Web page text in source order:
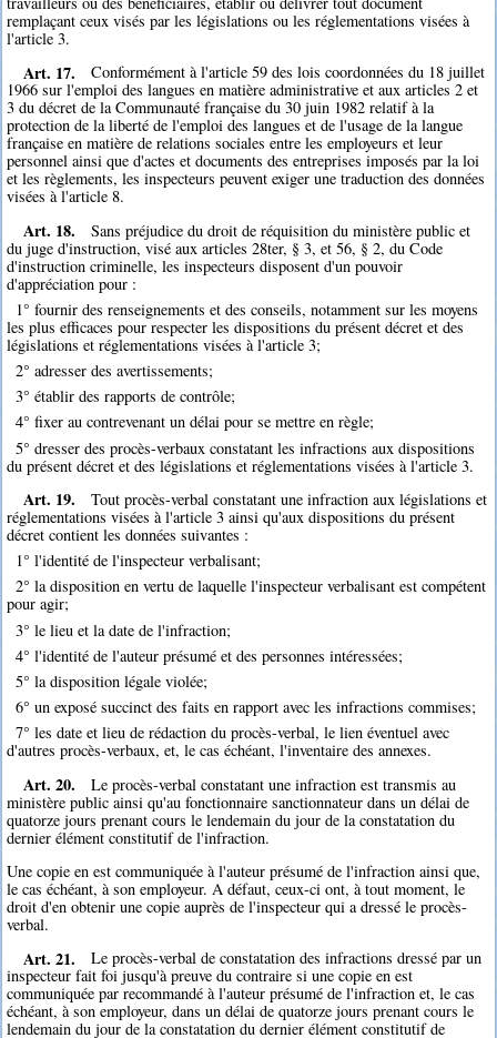
remplaçant ceux visés par les législations ou les réglementations visées à
l'article 3.
Art. 17.
Conformément à l'article 59 des lois coordonnées du 18 juillet
1966 sur l'emploi des langues en matière administrative et aux articles 2 et
3 du décret de la Communauté française du 30 juin 1982 relatif à la
protection de la liberté de l'emploi des langues et de l'usage de la langue
française en matière de relations sociales entre les employeurs et leur
personnel ainsi que d'actes et documents des entreprises imposés par la loi
et les règlements, les inspecteurs peuvent exiger une traduction des données
visées à l'article 8.
Art. 18.
Sans préjudice du droit de réquisition du ministère public et
du juge d'instruction, visé aux articles 28ter, § 3, et 56, § 2, du Code
d'instruction criminelle, les inspecteurs disposent d'un pouvoir
d'appréciation pour :
1° fournir des renseignements et des conseils, notamment sur les moyens
les plus efficaces pour respecter les dispositions du présent décret et des
législations et réglementations visées à l'article 3;
2° adresser des avertissements;
3° établir des rapports de contrôle;
4° fixer au contrevenant un délai pour se mettre en règle;
5° dresser des procès-verbaux constatant les infractions aux dispositions
du présent décret et des législations et réglementations visées à l'article 3.
Art. 19.
Tout procès-verbal constatant une infraction aux législations et
réglementations visées à l'article 3 ainsi qu'aux dispositions du présent
décret contient les données suivantes :
1° l'identité de l'inspecteur verbalisant;
2° la disposition en vertu de laquelle l'inspecteur verbalisant est compétent
pour agir;
3° le lieu et la date de l'infraction;
4° l'identité de l'auteur présumé et des personnes intéressées;
5° la disposition légale violée;
6° un exposé succinct des faits en rapport avec les infractions commises;
7° les date et lieu de rédaction du procès-verbal, le lien éventuel avec
d'autres procès-verbaux, et, le cas échéant, l'inventaire des annexes.
Art. 20.
Le procès-verbal constatant une infraction est transmis au
ministère public ainsi qu'au fonctionnaire sanctionnateur dans un délai de
quatorze jours prenant cours le lendemain du jour de la constatation du
dernier élément constitutif de l'infraction.
Une copie en est communiquée à l'auteur présumé de l'infraction ainsi que,
le cas échéant, à son employeur. A défaut, ceux-ci ont, à tout moment, le
droit d'en obtenir une copie auprès de l'inspecteur qui a dressé le procès-
verbal.
Art. 21.
Le procès-verbal de constatation des infractions dressé par un
inspecteur fait foi jusqu'à preuve du contraire si une copie en est
communiquée par recommandé à l'auteur présumé de l'infraction et, le cas
échéant, à son employeur, dans un délai de quatorze jours prenant cours le
lendemain du jour de la constatation du dernier élément constitutif de